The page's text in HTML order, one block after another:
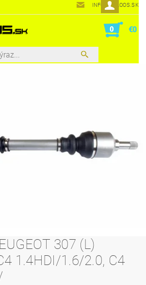
INFO@POLOOS.SK
0 €0
307 (L)
1.4HDI/1.6/2.0, C4